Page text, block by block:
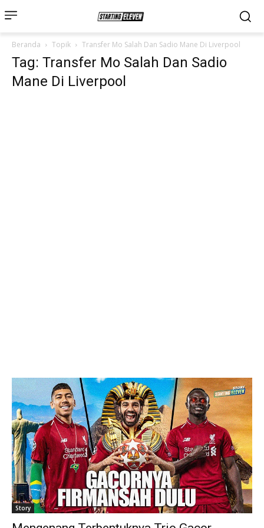
Beranda Topik Transfer Mo Salah Dan Sadio Mane Di Liverpool
Tag: Transfer Mo Salah Dan Sadio
Mane Di Liverpool
Story